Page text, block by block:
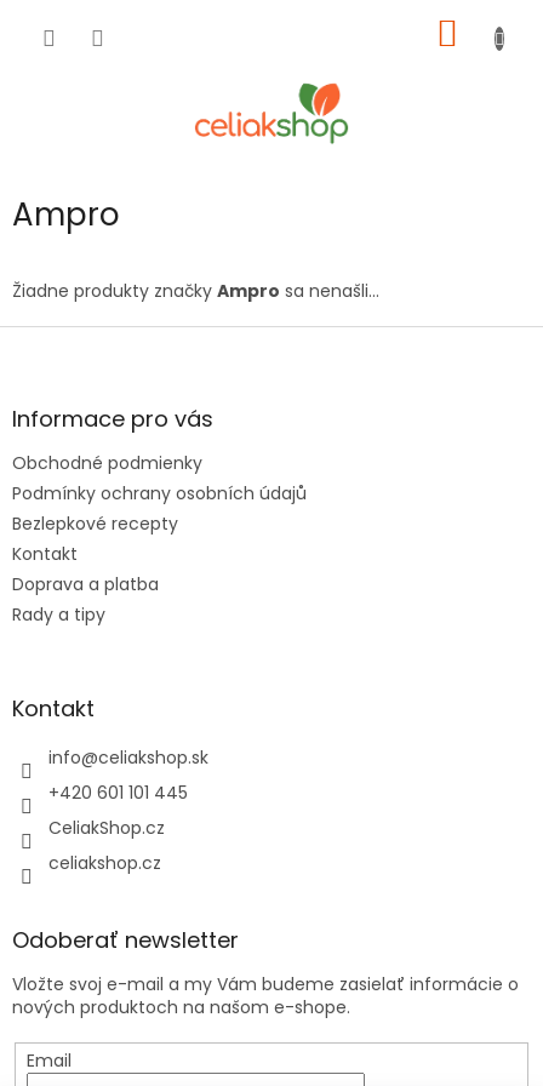
KOŠÍK
Ampro
Žiadne produkty značky Ampro sa nenašli...
Z
ä
e
Informace pro vás
Obchodné podmienky
Podmínky ochrany osobních údajů
Bezlepkové recepty
Kontakt
Doprava a platba
Rady a tipy
Kontakt
info@celiakshop.sk
+420 601 101 445
CeliakShop.cz
celiakshop.cz
Odoberať newsletter
Vložte svoj e-mail a my Vám budeme zasielať informácie o
nových produktoch na našom e-shope.
Email